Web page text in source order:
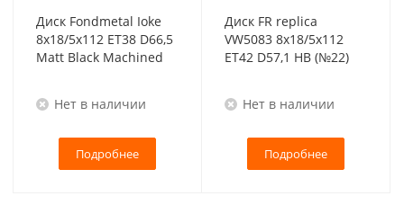
Диск Fondmetal Ioke
8x18/5x112 ET38 D66,5
Matt Black Machined
Нет в наличии
Подробнее
Диск FR replica
VW5083 8x18/5x112
ET42 D57,1 HB (№22)
Нет в наличии
Подробнее